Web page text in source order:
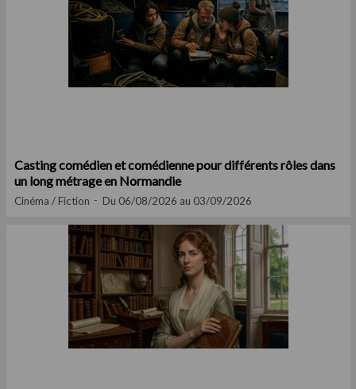
Casting comédien et comédienne pour différents rôles dans
un long métrage en Normandie
Cinéma / Fiction Du 06/08/2026 au 03/09/2026